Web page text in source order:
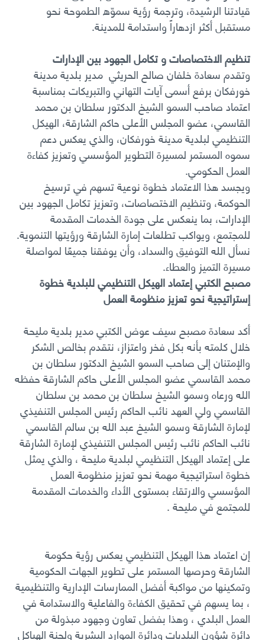
قيادتنا الرشيدة، وترجمة رؤية سموّه الطموحة نحو
مستقبل أكثر ازدهاراً واستدامة للمدينة.
تنظيم الاختصاصات و تكامل الجهود بين الإدارات
وتقدم سعادة خلفان صالح الحريثي مدير بلدية مدينة
خورفكان برفع أسمى آيات التهاني والتبريكات بمناسبة
اعتماد صاحب السمو الشيخ الدكتور سلطان بن محمد
القاسمي، عضو المجلس الأعلى حاكم الشارقة، الهيكل
التنظيمي لبلدية مدينة خورفكان، والذي يعكس دعم
سموه المستمر لمسيرة التطوير المؤسسي وتعزيز كفاءة
العمل الحكومي.
ويجسد هذا الاعتماد خطوة نوعية تسهم في ترسيخ
الحوكمة، وتنظيم الاختصاصات، وتعزيز تكامل الجهود بين
الإدارات، بما ينعكس على جودة الخدمات المقدمة
للمجتمع، ويواكب تطلعات إمارة الشارقة ورؤيتها التنموية.
نسأل الله التوفيق والسداد، وأن يوفقنا جميعًا لمواصلة
مسيرة التميز والعطاء.
مصبح الكتبي إعتماد الهيكل التنظيمي للبلدية خطوة
إستراتيجية نحو تعزيز منظومة العمل
أكد سعادة مصبح سيف عوض الكتبي مدير بلدية مليحة
خلال كلمته بأنه بكل فخر واعتزاز، نتقدم بخالص الشكر
والإمتنان إلى صاحب السمو الشيخ الدكتور سلطان بن
محمد القاسمي عضو المجلس الأعلى حاكم الشارقة حفظه
الله ورعاه وسمو الشيخ سلطان بن محمد بن سلطان
القاسمي ولي العهد نائب الحاكم رئيس المجلس التنفيذي
لإمارة الشارقة وسمو الشيخ عبد الله بن سالم القاسمي
نائب الحاكم نائب رئيس المجلس التنفيذي لإمارة الشارقة
على إعتماد الهيكل التنظيمي لبلدية مليحة ، والذي يمثل
خطوة استراتيجية مهمة نحو تعزيز منظومة العمل
المؤسسي والارتقاء بمستوى الأداء والخدمات المقدمة
للمجتمع في مليحة .
إن اعتماد هذا الهيكل التنظيمي يعكس رؤية حكومة
الشارقة وحرصها المستمر على تطوير الجهات الحكومية
وتمكينها من مواكبة أفضل الممارسات الإدارية والتنظيمية
، بما يسهم في تحقيق الكفاءة والفاعلية والاستدامة في
العمل البلدي ، وهذا بفضل تعاون وجهود مبذولة من
دائرة شؤون البلديات ودائرة الموارد البشرية ولجنة الهياكل